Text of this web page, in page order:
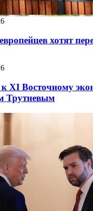
хотят
XI Восточному